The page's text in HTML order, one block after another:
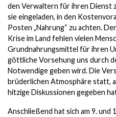
den Verwaltern für ihren Dienst
sie eingeladen, in den
Posten „Nahrung“ zu achten.
Krise im Land fehlen vielen
Grundnahrungsmittel für ihren
göttliche Vorsehung uns durch
Notwendige geben wird. Die
brüderlichen Atmosphäre statt,
hitzige Diskussionen gegeben
Anschließend hat sich am 9. und